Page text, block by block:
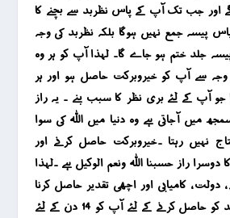
اور جب تک آپ کے پاس نظربد سے بچنے کا
پیسہ جمع نہیں ہوگا بلکہ نظربد کی وجہ
جلد ختم ہو جاے گا۔ لہذا آپ کو ہر وہ
وجہ سے آپ کو خیروبرکت حاصل ہو اور ہر
جو آپ کے لئے بری نظر کا سبب بنے ۔ یہ راز
میں آجاتی ہے وہ دنیا میں اللہ کی سوا
نہیں رہتا ۔خیروبرکت حاصل کرنے اور
دوسرا راز حسبنا اللہ ونعم الوکیل ہے ۔لہذا
دولت ، کامیابی اور اچھی تقدیر حاصل کرنا
چاہتے ہیں تو اس مقصد کو حاصل کرنے کے لئے آپ کو 14 دن کے لئے